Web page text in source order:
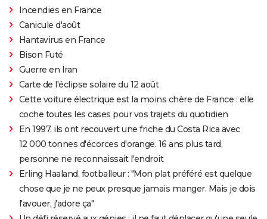
Incendies en France
Canicule d'août
Hantavirus en France
Bison Futé
Guerre en Iran
Carte de l'éclipse solaire du 12 août
Cette voiture électrique est la moins chère de France : elle
coche toutes les cases pour vos trajets du quotidien
En 1997, ils ont recouvert une friche du Costa Rica avec
12 000 tonnes d'écorces d'orange. 16 ans plus tard,
personne ne reconnaissait l'endroit
Erling Haaland, footballeur : "Mon plat préféré est quelque
chose que je ne peux presque jamais manger. Mais je dois
l'avouer, j'adore ça"